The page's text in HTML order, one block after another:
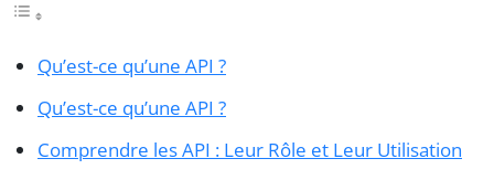
Qu’est-ce qu’une API ?
Qu’est-ce qu’une API ?
Comprendre les API : Leur Rôle et Leur Utilisation